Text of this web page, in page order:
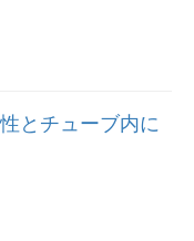
とチューブ内に